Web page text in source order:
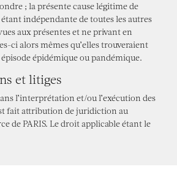
; la présente cause légitime de
indépendante de toutes les autres
aux présentes et ne privant en
ci alors mêmes qu’elles trouveraient
épidémique ou pandémique.
et litiges
l’interprétation et/ou l’exécution des
fait attribution de juridiction au
de PARIS. Le droit applicable étant le